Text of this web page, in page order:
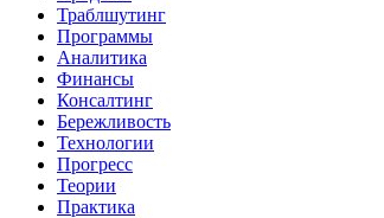
Траблшутинг
Программы
Аналитика
Финансы
Консалтинг
Бережливость
Технологии
Прогресс
Теории
Практика